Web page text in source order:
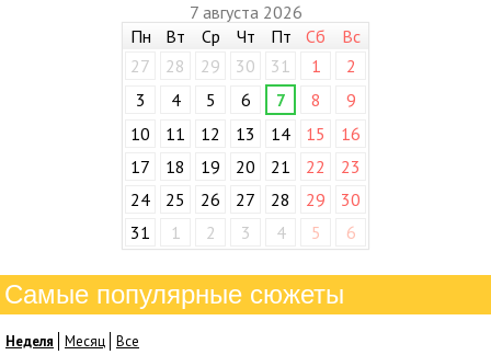
7 августа 2026
Пн
Вт Ср Чт Пт Сб
Вс
27
28 29 30 31 1
2
3
4 5 6 7 8
9
10
11 12 13 14 15
16
17
18 19 20 21 22
23
24
25 26 27 28 29
30
31
1 2 3 4 5 6
Самые популярные сюжеты
Неделя Месяц Все